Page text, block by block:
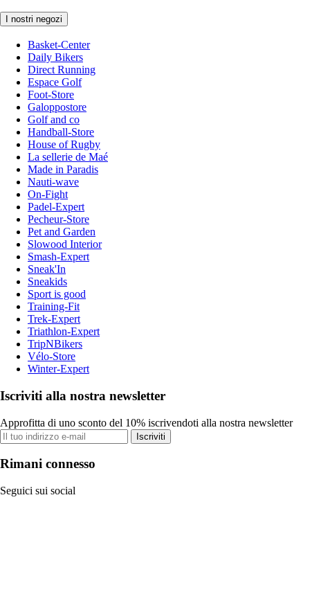
I nostri negozi
Basket-Center
Daily Bikers
Direct Running
Espace Golf
Foot-Store
Galoppostore
Golf and co
Handball-Store
House of Rugby
La sellerie de Maé
Made in Paradis
Nauti-wave
On-Fight
Padel-Expert
Pecheur-Store
Pet and Garden
Slowood Interior
Smash-Expert
Sneak'In
Sneakids
Sport is good
Training-Fit
Trek-Expert
Triathlon-Expert
TripNBikers
Vélo-Store
Winter-Expert
Iscriviti alla nostra newsletter
Approfitta di uno sconto del 10% iscrivendoti alla nostra newsletter
Iscriviti
Rimani connesso
Seguici sui social